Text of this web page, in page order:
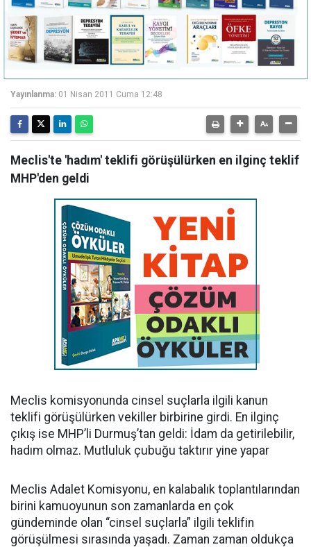
Yayınlanma: 01 Nisan 2011 Cuma 12:48
Meclis'te 'hadım' teklifi görüşülürken en ilginç teklif
MHP'den geldi
Meclis komisyonunda cinsel suçlarla ilgili kanun
teklifi görüşülürken vekiller birbirine girdi. En ilginç
çıkış ise MHP’li Durmuş’tan geldi: İdam da getirilebilir,
hadım olmaz. Mutluluk çubuğu taktırır yine yapar
Meclis Adalet Komisyonu, en kalabalık toplantılarından
birini kamuoyunun son zamanlarda en çok
gündeminde olan “cinsel suçlarla” ilgili teklifin
görüşülmesi sırasında yaşadı. Zaman zaman oldukça